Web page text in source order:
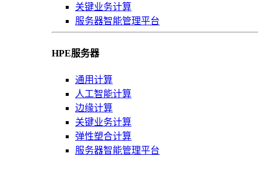
关键业务计算
服务器智能管理平台
HPE服务器
通用计算
人工智能计算
边缘计算
关键业务计算
弹性塑合计算
服务器智能管理平台